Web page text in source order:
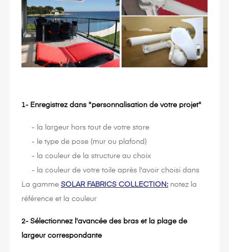
1-Enregistrez dans "personnalisation de votre projet"
- la largeur hors tout de votre store
- le type de pose (mur ou plafond)
- la couleur de la structure au choix
- la couleur de votre toile après l'avoir choisi dans
La gamme SOLAR FABRICS COLLECTION: notez la
référence et la couleur
2-Sélectionnez l'avancée des bras et la plage de
largeur correspondante